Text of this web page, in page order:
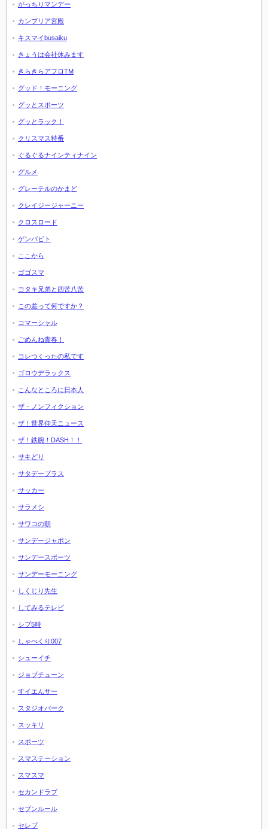
がっちりマンデー
カンブリア宮殿
キスマイbusaiku
きょうは会社休みます
きらきらアフロTM
グッド！モーニング
グッとスポーツ
グッとラック！
クリスマス特番
ぐるぐるナインティナイン
グルメ
グレーテルのかまど
クレイジージャーニー
クロスロード
ゲンバビト
ここから
ゴゴスマ
コタキ兄弟と四苦八苦
この差って何ですか？
コマーシャル
ごめんね青春！
コレつくったの私です
ゴロウデラックス
こんなところに日本人
ザ・ノンフィクション
ザ！世界仰天ニュース
ザ！鉄腕！DASH！！
サキどり
サタデープラス
サッカー
サラメシ
サワコの朝
サンデージャポン
サンデースポーツ
サンデーモーニング
しくじり先生
してみるテレビ
シブ5時
しゃべくり007
シューイチ
ジョブチューン
すイエんサー
スタジオパーク
スッキリ
スポーツ
スマステーション
スマスマ
セカンドラブ
セブンルール
セレブ